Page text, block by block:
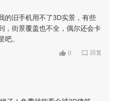
的旧手机用不了3D实景，有些
，街景覆盖也不全，偶尔还会卡
吧。
0 回复